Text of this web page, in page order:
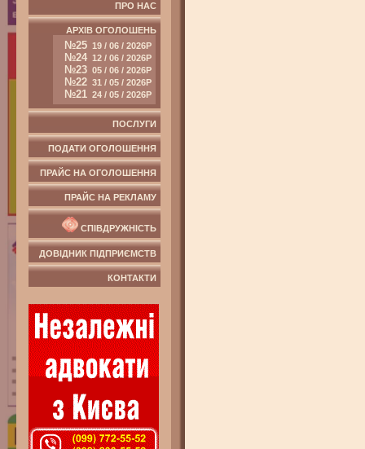
ПРО НАС
АРХІВ ОГОЛОШЕНЬ
№25 19 / 06 / 2026Р
№24 12 / 06 / 2026Р
№23 05 / 06 / 2026Р
№22 31 / 05 / 2026Р
№21 24 / 05 / 2026Р
ПОСЛУГИ
ПОДАТИ ОГОЛОШЕННЯ
ПРАЙС НА ОГОЛОШЕННЯ
ПРАЙС НА РЕКЛАМУ
СПІВДРУЖНІСТЬ
ДОВІДНИК ПІДПРИЄМСТВ
КОНТАКТИ